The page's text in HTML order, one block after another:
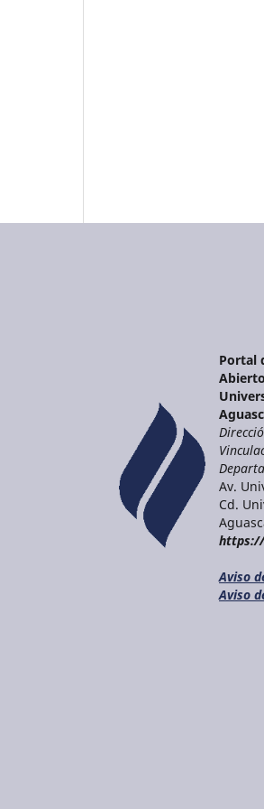
Portal
Abierto
Av.
Cd.
Aviso
Aviso